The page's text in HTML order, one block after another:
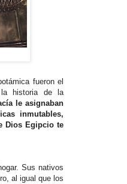
fueron el
la historia de la
le asignaban
inmutables,
Dios Egipcio te
Sus nativos
al igual que los